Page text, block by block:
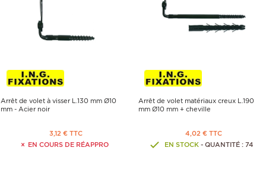
Arrêt de volet à visser L.130 mm Ø10
mm - Acier noir
3,12 € TTC
EN COURS DE RÉAPPRO
Arrêt de volet matériaux creux L.190
mm Ø10 mm + cheville
4,02 € TTC
EN STOCK - QUANTITÉ : 74